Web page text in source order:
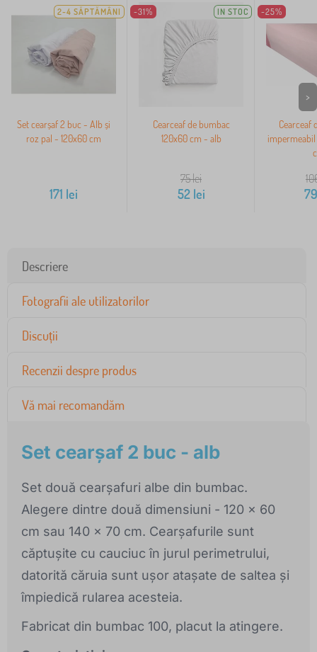
2-4 SĂPTĂMÂNI
Set cearșaf 2 buc - Alb și
roz pal - 120x60 cm
171 lei
-31% IN STOC
Cearceaf de bumbac
120x60 cm - alb
75lei
52lei
-25%
Cearceaf
79
>
Descriere
Fotografii ale utilizatorilor
Discuții
Recenzii despre produs
Vă mai recomandăm
Set cearșaf 2 buc - alb
Set două cearșafuri albe din bumbac.
Alegere dintre două dimensiuni - 120 x 60
cm sau 140 x 70 cm. Cearșafurile sunt
căptușite cu cauciuc în jurul perimetrului,
datorită căruia sunt ușor atașate de saltea și
împiedică rularea acesteia.
Fabricat din bumbac 100, placut la atingere.